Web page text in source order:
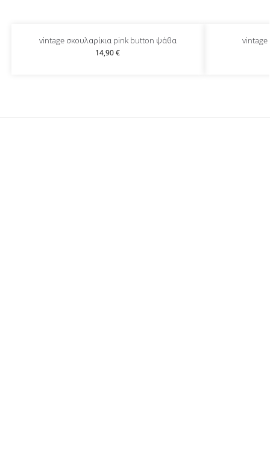
vintage σκουλαρίκια pink button ψάθα
14,90€
vintage